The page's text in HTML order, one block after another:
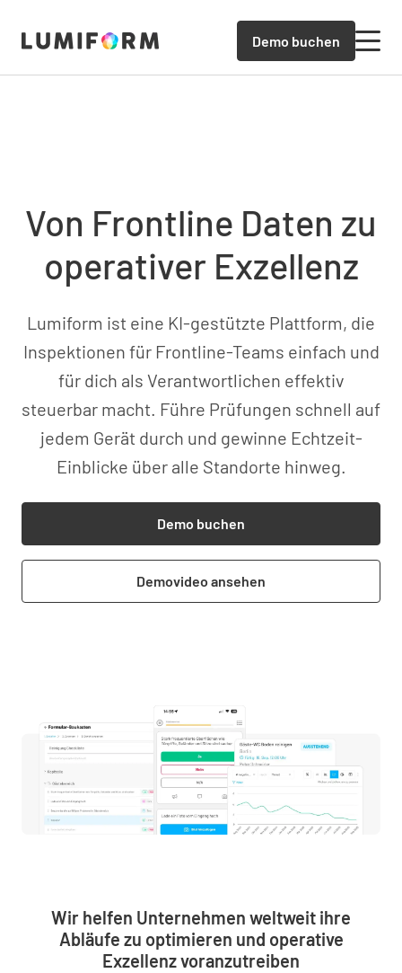
Demo buchen
Von Frontline Daten zu
operativer Exzellenz
Lumiform ist eine KI-gestützte Plattform, die
Inspektionen für Frontline-Teams einfach und
für dich als Verantwortlichen effektiv
steuerbar macht. Führe Prüfungen schnell auf
jedem Gerät durch und gewinne Echtzeit-
Einblicke über alle Standorte hinweg.
Demo buchen
Demovideo ansehen
Wir helfen Unternehmen weltweit ihre
Abläufe zu optimieren und operative
Exzellenz voranzutreiben